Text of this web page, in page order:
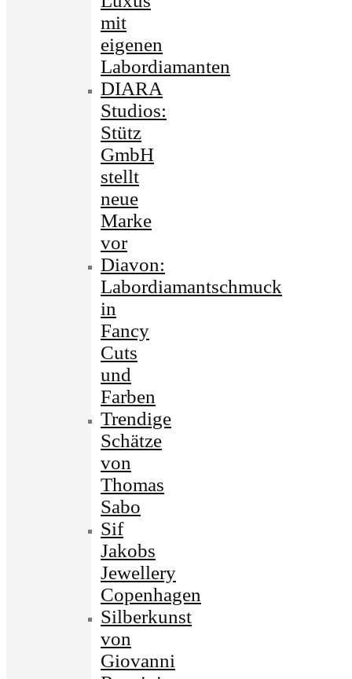
mit
eigenen
Labordiamanten
DIARA
Studios:
Stütz
GmbH
stellt
neue
Marke
vor
Diavon:
Labordiamantschmuck
in
Fancy
Cuts
und
Farben
Trendige
Schätze
von
Thomas
Sabo
Sif
Jakobs
Jewellery
Copenhagen
Silberkunst
von
Giovanni